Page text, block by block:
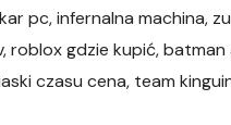
pc, infernalna machina,
roblox gdzie kupić,
czasu cena, team